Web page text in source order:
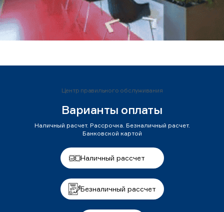
Центр правильного обслуживания
Варианты оплаты
Наличный расчет. Рассрочка. Безналичный расчет.
Банковской картой
Наличный рассчет
Безналичный рассчет